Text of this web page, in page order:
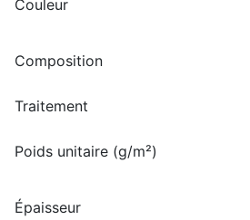
Couleur
Composition
Traitement
Poids unitaire (g/m²)
Épaisseur